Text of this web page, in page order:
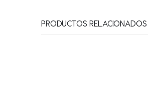
PRODUCTOS RELACIONADOS